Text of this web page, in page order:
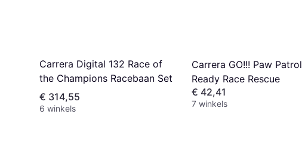
Carrera Digital 132 Race of
the Champions Racebaan Set
€ 314,55
6 winkels
Carrera GO!!! Paw Patrol
Ready Race Rescue
€ 42,41
7 winkels